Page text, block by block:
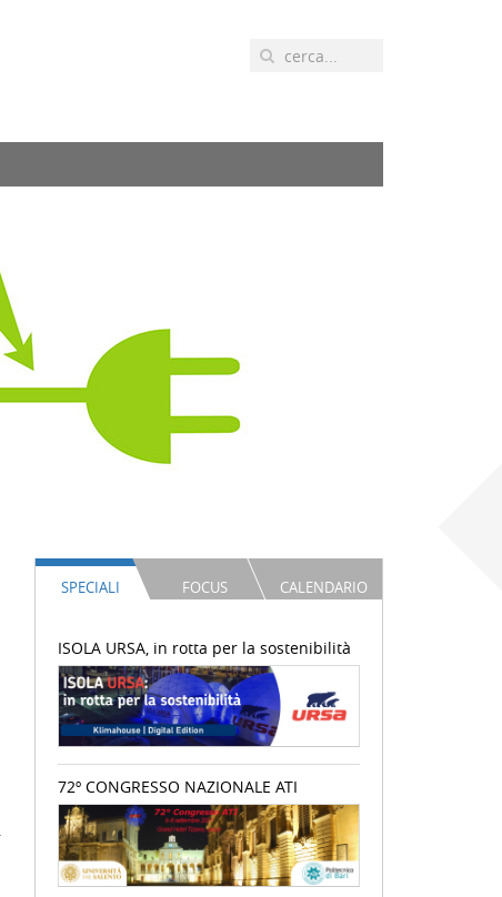
SPECIALI FOCUS CALENDARIO
ISOLA URSA, in rotta per la sostenibilità
72º CONGRESSO NAZIONALE ATI